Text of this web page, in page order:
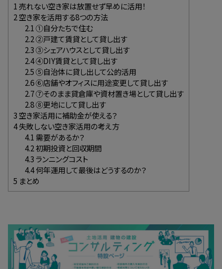
1 売れない空き家は放置せず早めに活用！
2空き家を活用する8つの方法
2.1①自分たちで住む
2.2②戸建て賃貸として貸し出す
2.3③シェアハウスとして貸し出す
2.4④DIY賃貸として貸し出す
2.5⑤自治体に貸し出して公的活用
2.6⑥店舗やオフィスに用途変更して貸し出す
2.7⑦そのまま貸倉庫や資材置き場として貸し出す
2.8⑧更地にして貸し出す
3 空き家活用に補助金が使える？
4失敗しない空き家活用の考え方
4.1 需要があるか？
4.2初期投資と回収期間
4.3 ランニングコスト
4.4何年運用して最後はどうするのか？
5 まとめ